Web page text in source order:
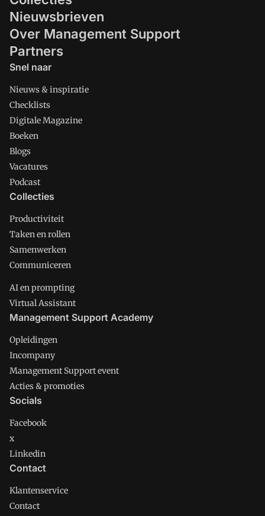
Nieuwsbrieven
Over Management Support
Partners
Snel naar
Nieuws & inspiratie
Checklists
Digitale Magazine
Boeken
Blogs
Vacatures
Podcast
Collecties
Productiviteit
Taken en rollen
Samenwerken
Communiceren
AI en prompting
Virtual Assistant
Management Support Academy
Opleidingen
Incompany
Management Support event
Acties & promoties
Socials
Facebook
x
Linkedin
Contact
Klantenservice
Contact